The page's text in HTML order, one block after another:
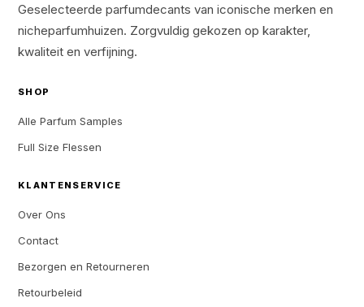
Geselecteerde parfumdecants van iconische merken en
nicheparfumhuizen. Zorgvuldig gekozen op karakter,
kwaliteit en verfijning.
SHOP
Alle Parfum Samples
Full Size Flessen
KLANTENSERVICE
Over Ons
Contact
Bezorgen en Retourneren
Retourbeleid